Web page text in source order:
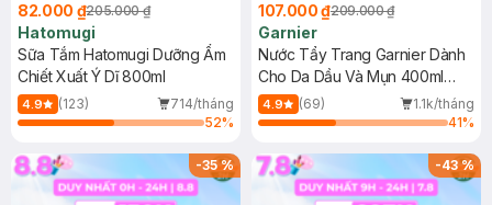
82.000 ₫205.000 ₫
Hatomugi
Sữa Tắm Hatomugi Dưỡng Ẩm
Chiết Xuất Ý Dĩ 800ml
4.9 (123)
714/tháng
52%
107.000 ₫209.000 ₫
Garnier
Nước Tẩy Trang Garnier Dành
Cho Da Dầu Và Mụn 400ml
(Mới)
4.9 (69)
1.1k/tháng
41%
-35% -43%